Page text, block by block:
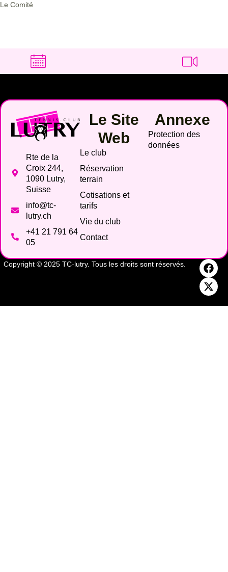
Le Comité
Rte de la
Croix 244,
1090 Lutry,
Suisse
info@tc-
lutry.ch
+41 21 791 64
05
Le Site
Web
Le club
Réservation
terrain
Cotisations et
tarifs
Vie du club
Contact
Annexe
Protection des
données
Copyright © 2025 TC-lutry. Tous les droits sont réservés.